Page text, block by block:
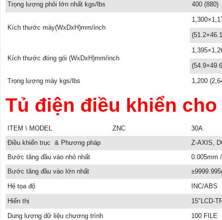
Trọng lượng phôi lớn nhất kgs/lbs
400 (880)
Kích thước máy(WxDxH)mm/inch
Kích thước đóng gói (WxDxH)mm/inch
Trọng lượng máy kgs/lbs 1,200
Tủ điện điều khiển cho
ITEM \ MODEL ZNC
30A
Điều khiển trục & Phương pháp
Z-AXIS,
Bước tăng đầu vào nhỏ nhất
0.005mm
Bước tăng đầu vào lớn nhất
Hệ tọa độ
INC/ABS
Hiển thị
15″LCD-
Dung lượng dữ liệu chương trình
100 FILE